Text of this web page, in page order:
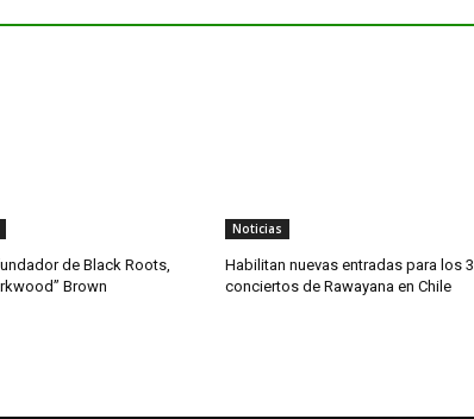
de Black Roots,
Brown
Noticias
Habilitan nuevas entradas para los 3
conciertos de Rawayana en Chile